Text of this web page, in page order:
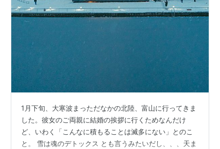
1月下旬、大寒波まっただなかの北陸、富山に行ってきま
した。彼女のご両親に結婚の挨拶に行くためなんだけ
ど、いわく「こんなに積もることは滅多にない」とのこ
と。 雪は魂のデトックス とも言うみたいだし、、、天ま